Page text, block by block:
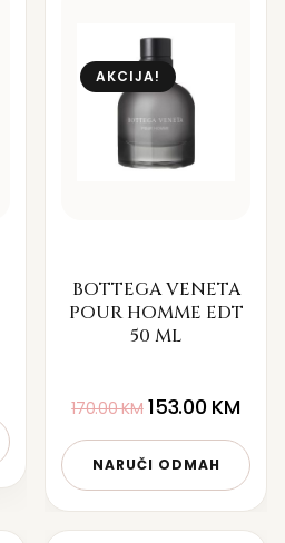
AKCIJA!
BOTTEGA VENETA
POUR HOMME EDT
50 ML
170.00KM 153.00 KM
NARUČI ODMAH